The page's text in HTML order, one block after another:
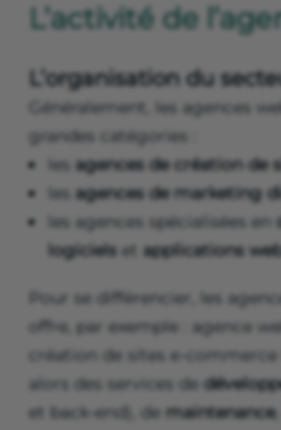
L’activité de
L’organisation du
Généralement, les agences
grandes catégories :
les agences de création de
les agences de marketing
les agences spécialisées en
logiciels et applications
Pour se différencier, les
offre, par exemple : agence
création de sites e-
alors des services de
et back-end), de maintenance